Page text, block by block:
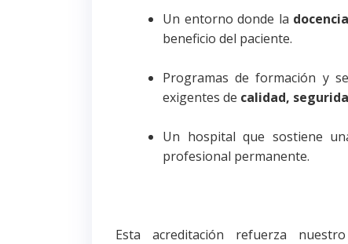
Un entorno donde la
beneficio del paciente.
Programas de formación y
exigentes de calidad,
Un hospital que sostiene
profesional permanente.
Esta acreditación refuerza